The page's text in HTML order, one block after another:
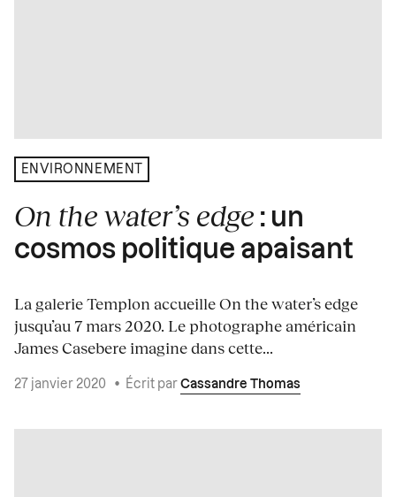
ENVIRONNEMENT
On the water’s edge : un
cosmos politique apaisant
La galerie Templon accueille On the water’s edge
jusqu’au 7 mars 2020. Le photographe américain
James Casebere imagine dans cette...
27 janvier 2020 • Écrit par Cassandre Thomas